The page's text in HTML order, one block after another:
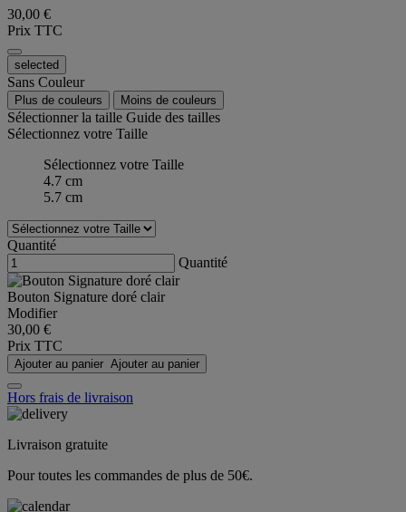
30,00 €
Prix TTC
selected
Sans Couleur
Plus de couleurs Moins de couleurs
Sélectionner la taille Guide des tailles
Sélectionnez votre Taille
Sélectionnez votre Taille
4.7 cm
5.7 cm
Quantité
Quantité
Bouton Signature doré clair
Modifier
30,00 €
Prix TTC
Ajouter au panier Ajouter au panier
Hors frais de livraison
Livraison gratuite
Pour toutes les commandes de plus de 50€.